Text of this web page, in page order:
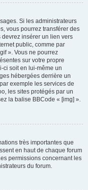
Si les administrateurs
vous pourrez transférer des
insérer un lien vers
public, comme par
». Vous ne pourrez
sur votre propre
ci soit en lui-même un
hébergées derrière un
exemple les services de
les sites protégés par un
la balise BBCode « [img] ».
très importantes que
en haut de chaque forum
permissions concernant les
du forum.